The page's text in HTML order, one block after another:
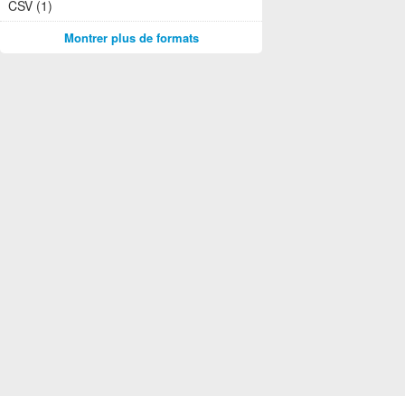
CSV (1)
Montrer plus de formats